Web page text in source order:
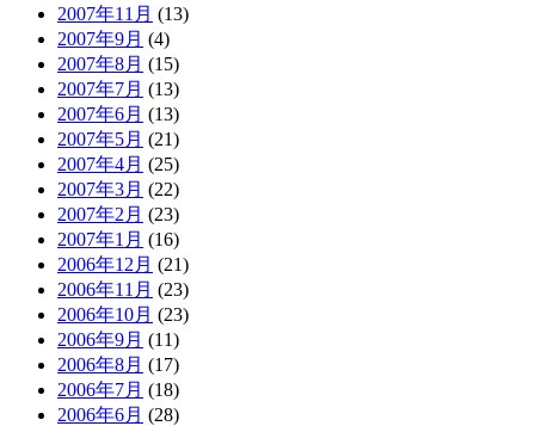
2007年11月 (13)
2007年9月 (4)
2007年8月 (15)
2007年7月 (13)
2007年6月 (13)
2007年5月 (21)
2007年4月 (25)
2007年3月 (22)
2007年2月 (23)
2007年1月 (16)
2006年12月 (21)
2006年11月 (23)
2006年10月 (23)
2006年9月 (11)
2006年8月 (17)
2006年7月 (18)
2006年6月 (28)